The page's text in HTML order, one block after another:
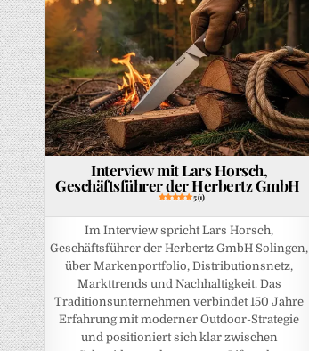
Interview mit Lars Horsch,
Geschäftsführer der Herbertz GmbH
5 (1)
Im Interview spricht Lars Horsch,
Geschäftsführer der Herbertz GmbH Solingen,
über Markenportfolio, Distributionsnetz,
Markttrends und Nachhaltigkeit. Das
Traditionsunternehmen verbindet 150 Jahre
Erfahrung mit moderner Outdoor-Strategie
und positioniert sich klar zwischen